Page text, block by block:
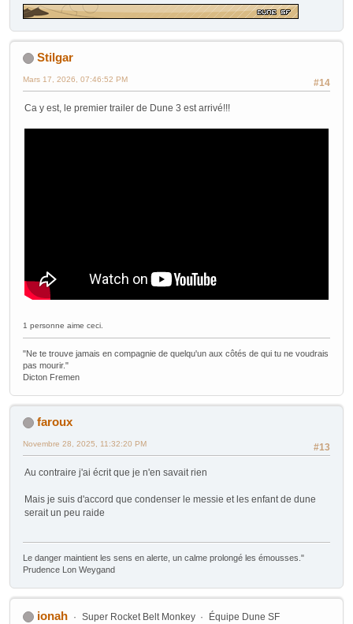
Stilgar
#14
Mars 17, 2026, 07:46:52 PM
Ca y est, le premier trailer de Dune 3 est arrivé!!!
1 personne aime ceci.
"Ne te trouve jamais en compagnie de quelqu'un aux côtés de qui tu ne voudrais
pas mourir."
Dicton Fremen
faroux
#13
Novembre 28, 2025, 11:32:20 PM
Au contraire j'ai écrit que je n'en savait rien
Mais je suis d'accord que condenser le messie et les enfant de dune
serait un peu raide
Le danger maintient les sens en alerte, un calme prolongé les émousses."
Prudence Lon Weygand
ionah Super Rocket Belt Monkey Équipe Dune SF